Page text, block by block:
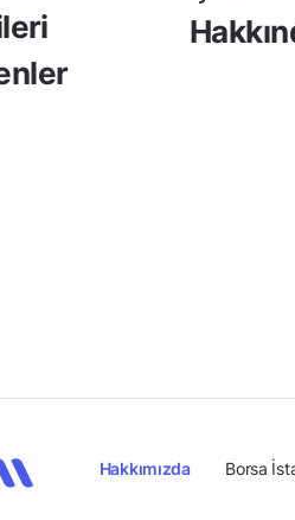
Hakkımızda Borsa